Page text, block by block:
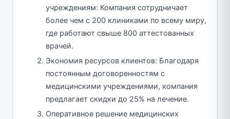
учреждениям: Компания сотрудничает
более чем с 200 клиниками по всему миру,
где работают свыше 800 аттестованных
врачей.
Экономия ресурсов клиентов: Благодаря
постоянным договоренностям с
медицинскими учреждениями, компания
предлагает скидки до 25% на лечение.
Оперативное решение медицинских